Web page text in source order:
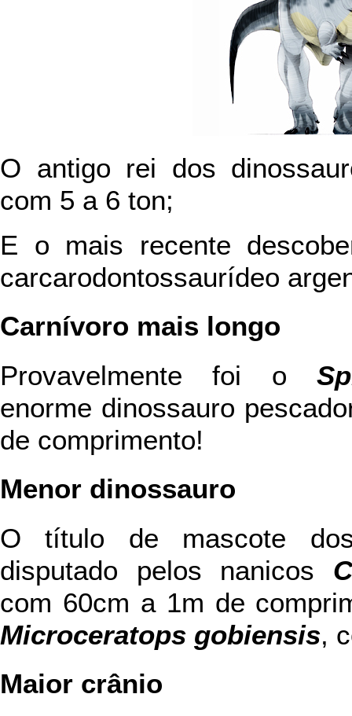
O antigo rei dos
com 5 a 6 ton;
E o mais recente
carcarodontossaurídeo
Carnívoro mais longo
Provavelmente foi o
enorme dinossauro
de comprimento!
Menor dinossauro
O título de mascote
disputado pelos nanicos
com 60cm a 1m de
Microceratops gobiensis,
Maior crânio